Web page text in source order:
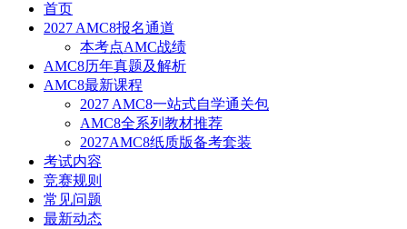
首页
2027 AMC8报名通道
本考点AMC战绩
AMC8历年真题及解析
AMC8最新课程
2027 AMC8一站式自学通关包
AMC8全系列教材推荐
2027AMC8纸质版备考套装
考试内容
竞赛规则
常见问题
最新动态